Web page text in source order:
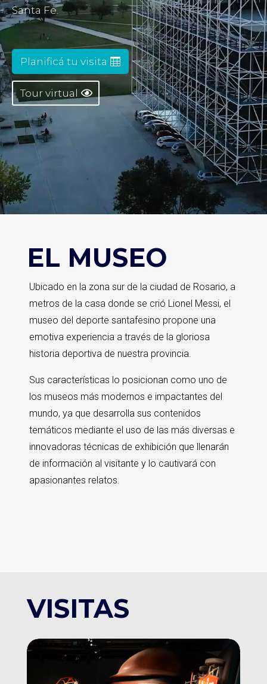
Santa Fe.
Planificá tu visita
Tour virtual
EL MUSEO
Ubicado en la zona sur de la ciudad de Rosario, a
metros de la casa donde se crió Lionel Messi, el
museo del deporte santafesino propone una
emotiva experiencia a través de la gloriosa
historia deportiva de nuestra provincia.
Sus características lo posicionan como uno de
los museos más modernos e impactantes del
mundo, ya que desarrolla sus contenidos
temáticos mediante el uso de las más diversas e
innovadoras técnicas de exhibición que llenarán
de información al visitante y lo cautivará con
apasionantes relatos.
VISITAS